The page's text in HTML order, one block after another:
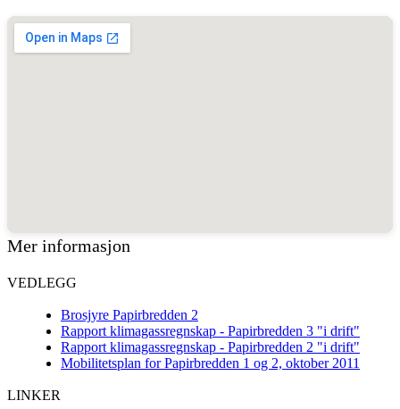
Mer informasjon
VEDLEGG
Brosjyre Papirbredden 2
Rapport klimagassregnskap - Papirbredden 3 "i drift"
Rapport klimagassregnskap - Papirbredden 2 "i drift"
Mobilitetsplan for Papirbredden 1 og 2, oktober 2011
LINKER